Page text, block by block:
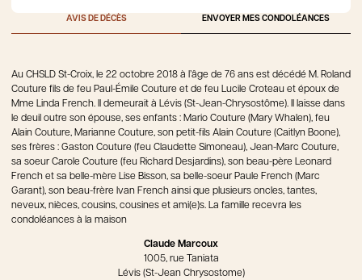
AVIS DE DÉCÈS ENVOYER MES CONDOLÉANCES
Au CHSLD St-Croix, le 22 octobre 2018 à l’âge de 76 ans est décédé M. Roland
Couture fils de feu Paul-Émile Couture et de feu Lucile Croteau et époux de
Mme Linda French. Il demeurait à Lévis (St-Jean-Chrysostôme). Il laisse dans
le deuil outre son épouse, ses enfants : Mario Couture (Mary Whalen), feu
Alain Couture, Marianne Couture, son petit-fils Alain Couture (Caitlyn Boone),
ses frères : Gaston Couture (feu Claudette Simoneau), Jean-Marc Couture,
sa soeur Carole Couture (feu Richard Desjardins), son beau-père Leonard
French et sa belle-mère Lise Bisson, sa belle-soeur Paule French (Marc
Garant), son beau-frère Ivan French ainsi que plusieurs oncles, tantes,
neveux, nièces, cousins, cousines et ami(e)s. La famille recevra les
condoléances à la maison
Claude Marcoux
1005, rue Taniata
Lévis (St-Jean Chrysostome)